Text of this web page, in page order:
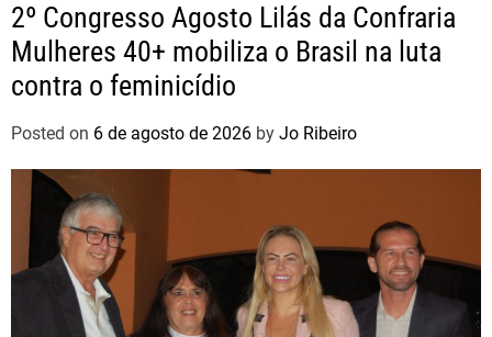
2º Congresso Agosto Lilás da Confraria
Mulheres 40+ mobiliza o Brasil na luta
contra o feminicídio
Posted on 6 de agosto de 2026 by Jo Ribeiro